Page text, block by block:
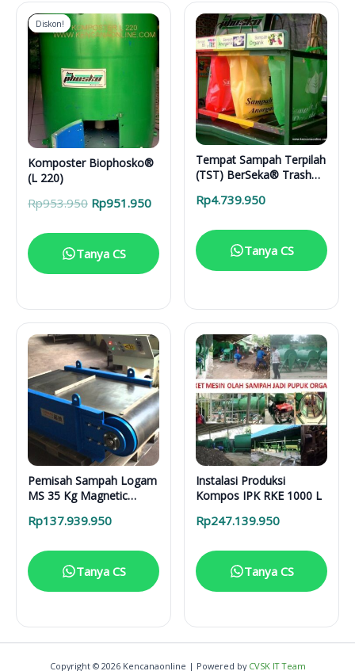
Diskon!
Diskon!
Komposter Biophosko®
(L 220)
Rp953.950 Harga
adalah:
Rp953.950.
Rp951.950Harga
adalah:
Rp951.950.
Tanya CS
Tempat Sampah Terpilah
(TST) BerSeka® Trash
Rp4.739.950
Tanya CS
Pemisah Sampah Logam
MS 35 Kg Magnetic
Rp137.939.950
Tanya CS
Instalasi Produksi
Kompos IPK RKE 1000 L
Rp247.139.950
Tanya CS
Copyright © 2026 Kencanaonline | Powered by CVSK IT Team